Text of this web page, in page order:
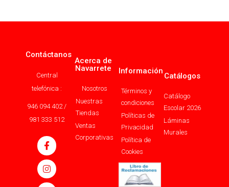
Contáctanos
Central
telefónica :
946 094 402 /
981 333 512
Acerca de
Navarrete
Nosotros
Nuestras
Tiendas
Ventas
Corporativas
Información
Términos y
condiciones
Políticas de
Privacidad
Política de
Cookies
Catálogos
Catálogo
Escolar 2026
Láminas
Murales